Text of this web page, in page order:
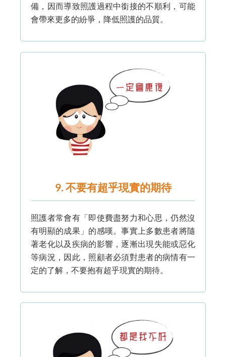
備，因而導致照護過程中銜接的不順利，可能
會帶來更多的紛爭，降低照護的品質。
9. 不要有超乎現實的期待
照護者常會有「即使費盡努力和心思，仍然沒
有明顯的成果」的感嘆。事實上多數患者將隨
著老化以及疾病的影響，逐漸出現失能或惡化
等病況，因此，照顧者必須對患者的病情有一
定的了解，不要抱有超乎現實的期待。